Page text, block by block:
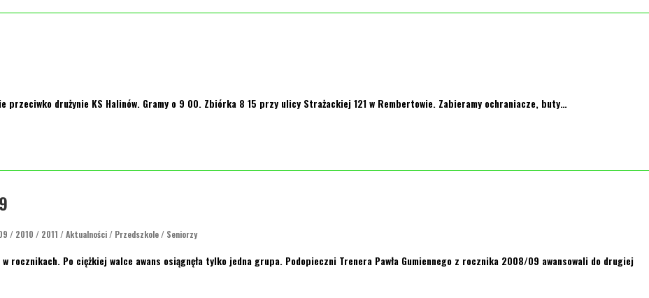
przeciwko drużynie KS Halinów. Gramy o 9 00. Zbiórka 8 15 przy ulicy Strażackiej 121 w Rembertowie. Zabieramy ochraniacze, buty…
/ 2010 / 2011 /Aktualności / Przedszkole / Seniorzy
Po ciężkiej walce awans osiągnęła tylko jedna grupa. Podopieczni Trenera Pawła Gumiennego z rocznika 2008/09 awansowali do drugiej